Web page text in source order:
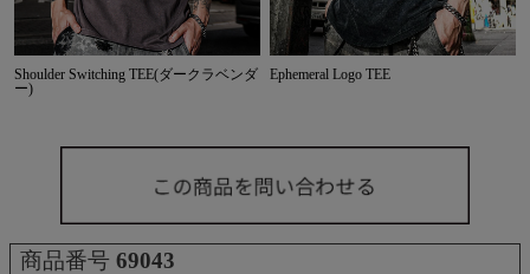
Shoulder Switching TEE(ダークラベンダ
ー)
Ephemeral Logo TEE
商品番号 69043